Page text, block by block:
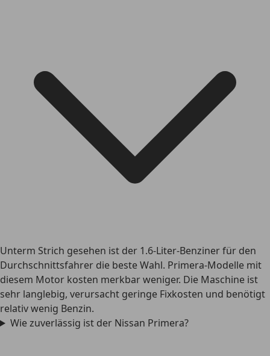
Unterm Strich gesehen ist der 1.6-Liter-Benziner für den
Durchschnittsfahrer die beste Wahl. Primera-Modelle mit
diesem Motor kosten merkbar weniger. Die Maschine ist
sehr langlebig, verursacht geringe Fixkosten und benötigt
relativ wenig Benzin.
Wie zuverlässig ist der Nissan Primera?